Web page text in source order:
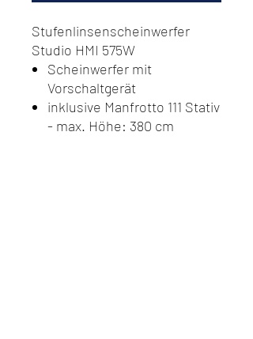
Stufenlinsenscheinwerfer
Studio HMI 575W
Scheinwerfer mit
Vorschaltgerät
inklusive Manfrotto 111 Stativ
- max. Höhe: 380 cm